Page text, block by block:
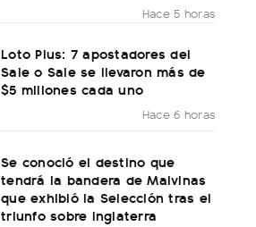
Hace 5 horas
Loto Plus: 7 apostadores del
Sale o Sale se llevaron más de
$5 millones cada uno
Hace 6 horas
Se conoció el destino que
tendrá la bandera de Malvinas
que exhibió la Selección tras el
triunfo sobre Inglaterra